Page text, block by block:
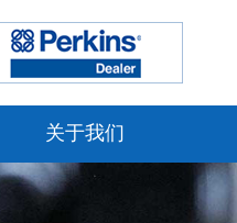
关于我们